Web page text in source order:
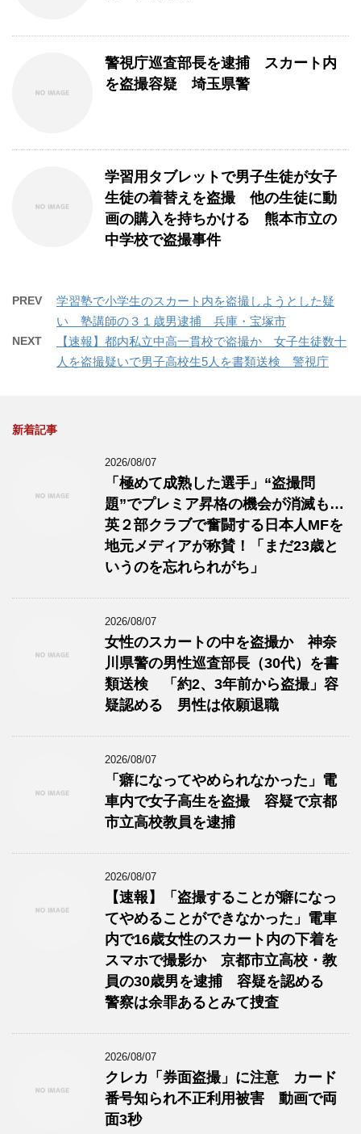
警視庁巡査部長を逮捕 スカート内
を盗撮容疑 埼玉県警
学習用タブレットで男子生徒が女子
生徒の着替えを盗撮 他の生徒に動
画の購入を持ちかける 熊本市立の
中学校で盗撮事件
PREV
学習塾で小学生のスカート内を盗撮しようとした疑
い 塾講師の３１歳男逮捕 兵庫・宝塚市
NEXT
【速報】都内私立中高一貫校で盗撮か 女子生徒数十
人を盗撮疑いで男子高校生5人を書類送検 警視庁
新着記事
2026/08/07
「極めて成熟した選手」“盗撮問
題”でプレミア昇格の機会が消滅も…
英２部クラブで奮闘する日本人MFを
地元メディアが称賛！「まだ23歳と
いうのを忘れられがち」
2026/08/07
女性のスカートの中を盗撮か 神奈
川県警の男性巡査部長（30代）を書
類送検 「約2、3年前から盗撮」容
疑認める 男性は依願退職
2026/08/07
「癖になってやめられなかった」電
車内で女子高生を盗撮 容疑で京都
市立高校教員を逮捕
2026/08/07
【速報】「盗撮することが癖になっ
てやめることができなかった」電車
内で16歳女性のスカート内の下着を
スマホで撮影か 京都市立高校・教
員の30歳男を逮捕 容疑を認める
警察は余罪あるとみて捜査
2026/08/07
クレカ「券面盗撮」に注意 カード
番号知られ不正利用被害 動画で両
面3秒